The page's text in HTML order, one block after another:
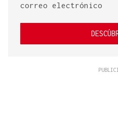
correo electrónico